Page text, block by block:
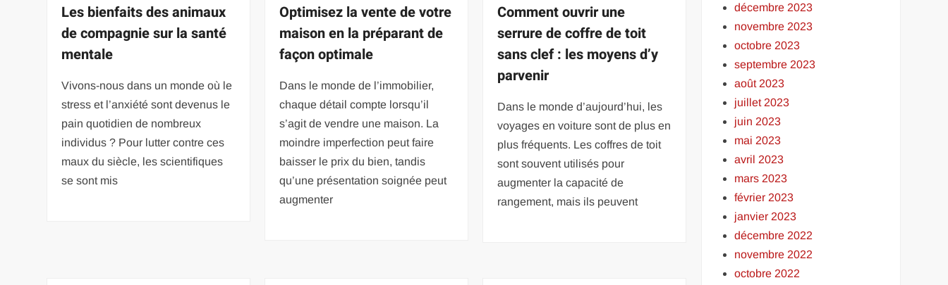
Les bienfaits des animaux
de compagnie sur la santé
mentale
Vivons-nous dans un monde où le
stress et l’anxiété sont devenus le
pain quotidien de nombreux
individus ? Pour lutter contre ces
maux du siècle, les scientifiques
se sont mis
Optimisez la vente de votre
maison en la préparant de
façon optimale
Dans le monde de l’immobilier,
chaque détail compte lorsqu’il
s’agit de vendre une maison. La
moindre imperfection peut faire
baisser le prix du bien, tandis
qu’une présentation soignée peut
augmenter
Comment ouvrir une
serrure de coffre de toit
sans clef : les moyens d’y
parvenir
Dans le monde d’aujourd’hui, les
voyages en voiture sont de plus en
plus fréquents. Les coffres de toit
sont souvent utilisés pour
augmenter la capacité de
rangement, mais ils peuvent
décembre 2023
novembre 2023
octobre 2023
septembre 2023
août 2023
juillet 2023
juin 2023
mai 2023
avril 2023
mars 2023
février 2023
janvier 2023
décembre 2022
novembre 2022
octobre 2022